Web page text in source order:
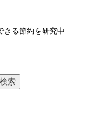
る節約を研究中
検索